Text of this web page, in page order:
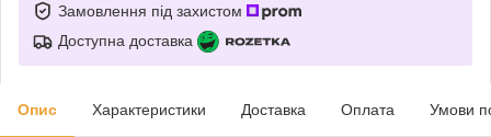
Замовлення під захистом
Доступна доставка
Опис Характеристики Доставка Оплата Умови